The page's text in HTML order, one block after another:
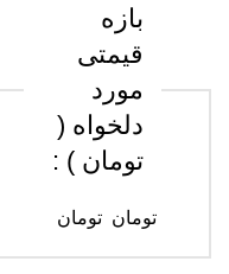
بازه
قیمتی
مورد
دلخواه (
تومان ) :
تومان تومان